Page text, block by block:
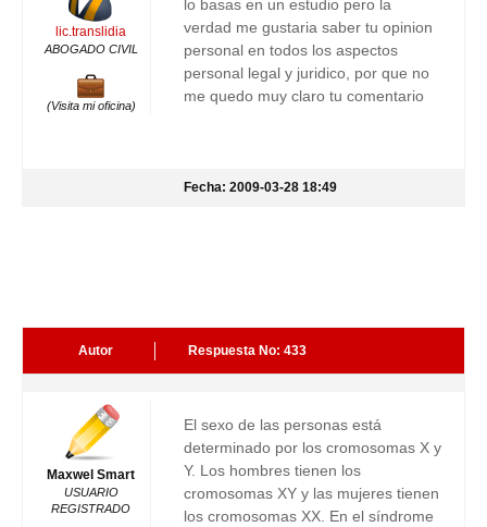
lic.translidia
ABOGADO CIVIL
(Visita mi oficina)
lo basas en un estudio pero la
verdad me gustaria saber tu opinion
personal en todos los aspectos
personal legal y juridico, por que no
me quedo muy claro tu comentario
Fecha: 2009-03-28 18:49
Autor Respuesta No: 433
Maxwel Smart
USUARIO
REGISTRADO
El sexo de las personas está
determinado por los cromosomas X y
Y. Los hombres tienen los
cromosomas XY y las mujeres tienen
los cromosomas XX. En el síndrome